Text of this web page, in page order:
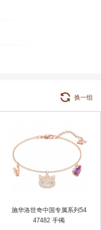
换一组
施华洛世奇中国专属系列54
47482 手镯